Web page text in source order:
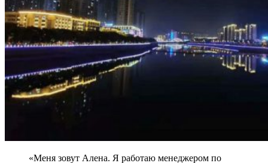
«Меня зовут Алена. Я работаю менеджером по